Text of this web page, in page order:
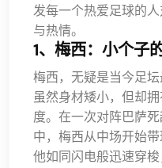
发每一个热爱足球的
与热情。
1、梅西：小个子
梅西，无疑是当今足
虽然身材矮小，但却
度。在一次对阵巴萨
中，梅西从中场开始
他如同闪电般迅速穿